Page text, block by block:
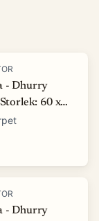
- Dhurry
60 x
- Dhurry